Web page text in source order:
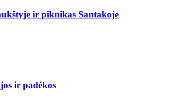
ir piknikas Santakoje
ir padėkos